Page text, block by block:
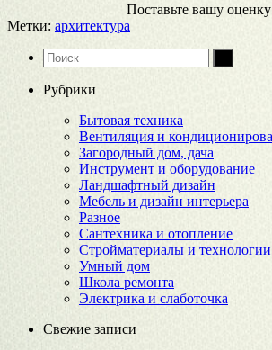
Поставьте вашу
Метки: архитектура
Рубрики
Бытовая техника
Вентиляция и
Загородный дом, дача
Инструмент и оборудование
Ландшафтный дизайн
Мебель и дизайн интерьера
Разное
Сантехника и отопление
Стройматериалы и технологии
Умный дом
Школа ремонта
Электрика и слаботочка
Свежие записи